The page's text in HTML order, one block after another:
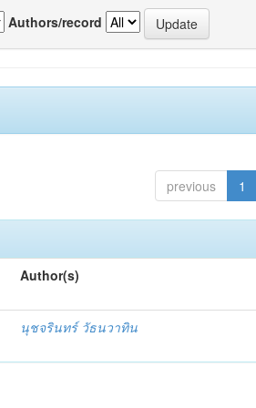
Authors/record
previous 1
Author(s)
นุชจรินทร์ วัธนวาทิน